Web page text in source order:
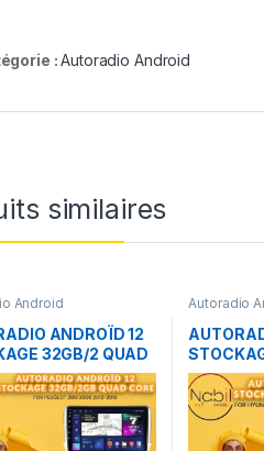
:Autoradio Android
similaires
Android
ANDROÏD 12
32GB/2 QUAD
PEUGEOT
2012-2018
Autoradio
CORE
ACCENT